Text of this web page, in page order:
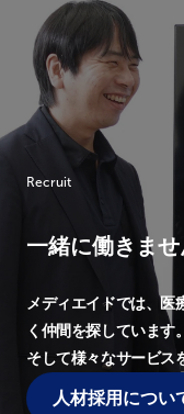
Recruit
一緒に働きま
メディエイドでは、医
く仲間を探しています。
そして様々なサービス
人材採用につい